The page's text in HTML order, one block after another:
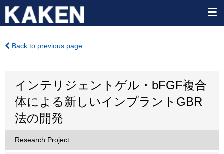
Back to previous page
インテリジェントゲル・bFGF複合
体による新しいインプラントGBR
法の開発
Research Project